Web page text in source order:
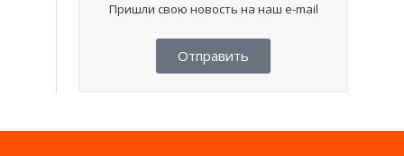
Пришли свою новость на наш e-mail
Отправить